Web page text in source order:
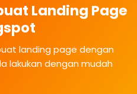
Landing Page
landing page dengan
lakukan dengan mudah